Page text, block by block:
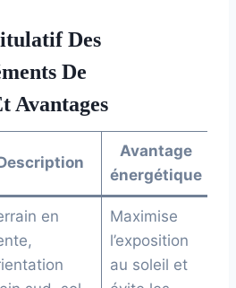
Des
De
Avantages
Avantage
énergétique
en
Maximise
l’exposition
au soleil et